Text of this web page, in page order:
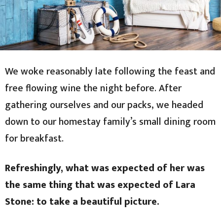
We woke reasonably late following the feast and
free flowing wine the night before. After
gathering ourselves and our packs, we headed
down to our homestay family’s small dining room
for breakfast.
Refreshingly, what was expected of her was
the same thing that was expected of Lara
Stone: to take a beautiful picture.